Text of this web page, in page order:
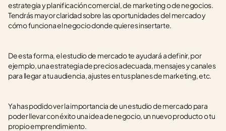
estrategia y planificación comercial, de marketing o de negocios.
Tendrás mayor claridad sobre las oportunidades del mercado y
cómo funciona el negocio donde quieres insertarte.
De esta forma, el estudio de mercado te ayudará a definir, por
ejemplo, una estrategia de precios adecuada, mensajes y canales
para llegar a tu audiencia, ajustes en tus planes de marketing, etc.
Ya has podido ver la importancia de un estudio de mercado para
poder llevar con éxito una idea de negocio, un nuevo producto o tu
propio emprendimiento.